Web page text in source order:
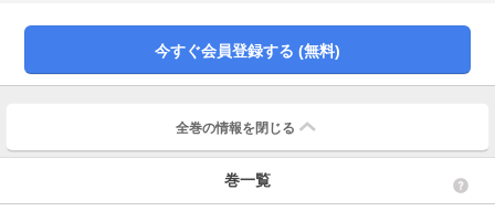
発展してしまうのだった──。我が子への不信感、夫との意見の相違、SNSで巻
き起こる炎上…様々な問題に翻弄される二つの家族。自分の子供がいじめの当
事者と知った時、「正しい対応」とは果たして何なのか？いじめ問題を加害者
家族、被害者家族双方の視点から描く、意欲的セミフィクション。【「シリー
ち」は、ＫＡＤＯＫＡＷＡコミックエッセイ編集部による、コミックエッセイ
を経験したり、困難に直面したりと、ままならない日々を生きる人物の姿を、
他人事ではなく「わたしたちの物語」として想像できるような作品を刊行しま
す。見知らぬ誰かの日常であると同時に、いつか自分にも起こるかもしれない
今すぐ会員登録する (無料)
全巻の情報を 閉じる
巻一覧